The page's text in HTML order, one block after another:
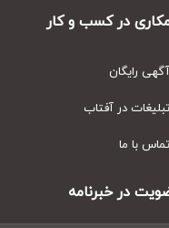
در کسب و کار
رایگان
در آفتاب
با ما
در خبرنامه